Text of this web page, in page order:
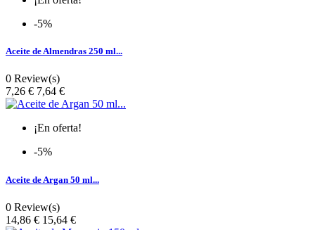
-5%
Aceite de Almendras 250 ml...
0 Review(s)
Precio
7,26 € 7,64 €
¡En oferta!
-5%
Aceite de Argan 50 ml...
0 Review(s)
Precio
14,86 € 15,64 €